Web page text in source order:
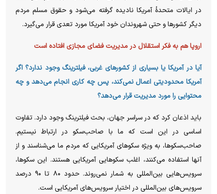
در ایالات متحدهٔ آمریکا نادیده گرفته می‌شود و حقوق مسلم مردم
دیگر کشور‌ها و حتی شهروندان خود آمریکا مورد تعدی قرار می‌گیرد.
اروپا هم به فکر استقلال در مدیریت فضای مجازی افتاده است
آیا در آمریکا یا بسیاری از کشور‌های غربی، فیلترینگ وجود ندارد؟ اگر
آمریکا محدودیتی اعمال نمی‌کند، پس چه کاری انجام می‌دهد و چه
محتوایی را مورد مدیریت قرار می‌دهد؟
باید اذعان کرد که در سراسر جهان، بحث فیلترینگ وجود دارد. تفاوت
اساسی در این است که ما با صاحب‌سکو در ارتباط نیستیم.
صاحب‌سکوها، به ویژه سکو‌های آمریکایی که مردم ما می‌شناسند و از
آنها استفاده می‌کنند، اغلب سکو‌هایی آمریکایی هستند. این سکوها،
سرویس‌هایی بین‌المللی به شمار نمی‌روند. حدود ۸۰ تا ۹۰ درصد
سرویس‌های بین‌المللی در اختیار سرویس‌های آمریکایی است.